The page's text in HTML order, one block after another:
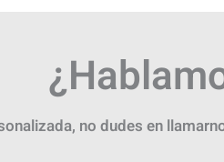
no dudes en